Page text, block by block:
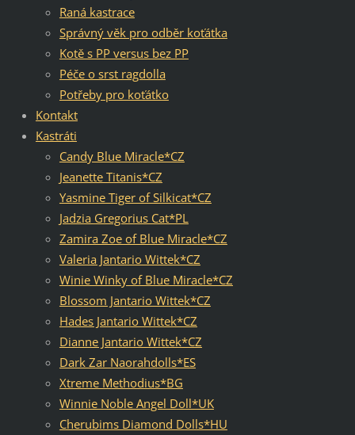
Raná kastrace
Správný věk pro odběr koťátka
Kotě s PP versus bez PP
Péče o srst ragdolla
Potřeby pro koťátko
Kontakt
Kastráti
Candy Blue Miracle*CZ
Jeanette Titanis*CZ
Yasmine Tiger of Silkicat*CZ
Jadzia Gregorius Cat*PL
Zamira Zoe of Blue Miracle*CZ
Valeria Jantario Wittek*CZ
Winie Winky of Blue Miracle*CZ
Blossom Jantario Wittek*CZ
Hades Jantario Wittek*CZ
Dianne Jantario Wittek*CZ
Dark Zar Naorahdolls*ES
Xtreme Methodius*BG
Winnie Noble Angel Doll*UK
Cherubims Diamond Dolls*HU